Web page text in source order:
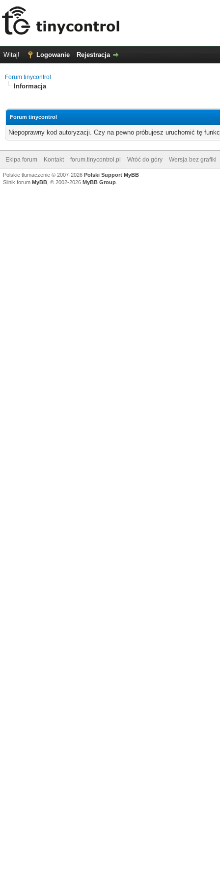
Witaj! Logowanie Rejestracja
Forum tinycontrol
Informacja
Forum tinycontrol
Niepoprawny kod autoryzacji. Czy na pewno próbujesz uruchomić tę
Ekipa forum Kontakt forum.tinycontrol.pl Wróć do góry Wersja bez grafiki
Polskie tłumaczenie © 2007-2026 Polski Support MyBB
Silnik forum MyBB , © 2002-2026 MyBB Group